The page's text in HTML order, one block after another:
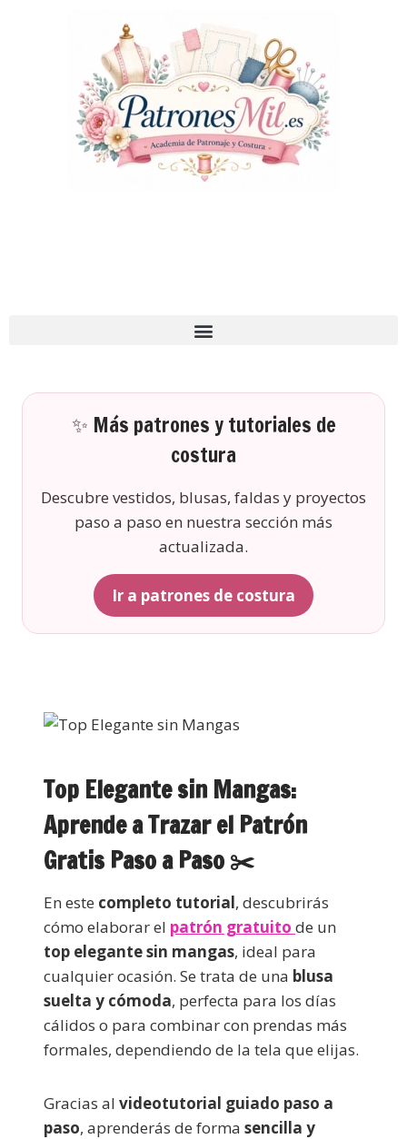
✨ Más patrones y tutoriales de
costura
Descubre vestidos, blusas, faldas y proyectos
paso a paso en nuestra sección más
actualizada.
Ir a patrones de costura
Top Elegante sin Mangas:
Aprende a Trazar el Patrón
Gratis Paso a Paso ✂️
En este completo tutorial, descubrirás
cómo elaborar el patrón gratuito de un
top elegante sin mangas, ideal para
cualquier ocasión. Se trata de una blusa
suelta y cómoda, perfecta para los días
cálidos o para combinar con prendas más
formales, dependiendo de la tela que elijas.
Gracias al videotutorial guiado paso a
paso, aprenderás de forma sencilla y